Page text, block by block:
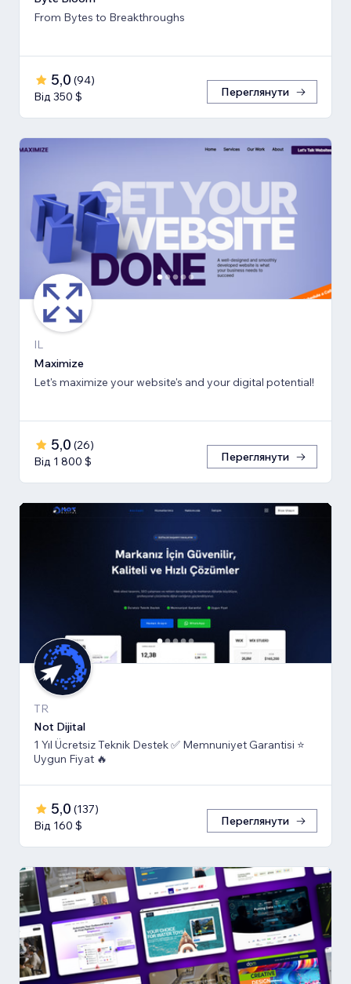
From Bytes to Breakthroughs
5,0 (94)
Від 350 $
Переглянути
IL
Maximize
Let's maximize your website's and your digital potential!
5,0 (26)
Від 1 800 $
Переглянути
TR
Not Dijital
1 Yıl Ücretsiz Teknik Destek ✅ Memnuniyet Garantisi ⭐
Uygun Fiyat 🔥
5,0 (137)
Від 160 $
Переглянути